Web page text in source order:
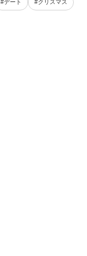
#デート #クリスマス